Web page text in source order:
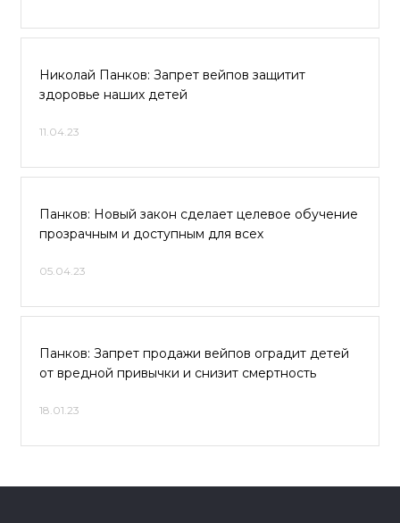
Николай Панков: Запрет вейпов защитит
здоровье наших детей
11.04.23
Панков: Новый закон сделает целевое обучение
прозрачным и доступным для всех
05.04.23
Панков: Запрет продажи вейпов оградит детей
от вредной привычки и снизит смертность
18.01.23